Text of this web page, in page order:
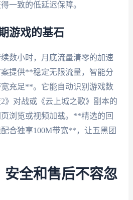
一致的低延迟保障。
游戏的基石
数小时，月底流量清零的加速
提供**稳定无限流量，智能分
充足**。它能自动识别游戏数
》对战或《云上城之歌》副本的
浏览或视频加载。**精选的回
合独享100M带宽**，让五黑团
安全和售后不容忽